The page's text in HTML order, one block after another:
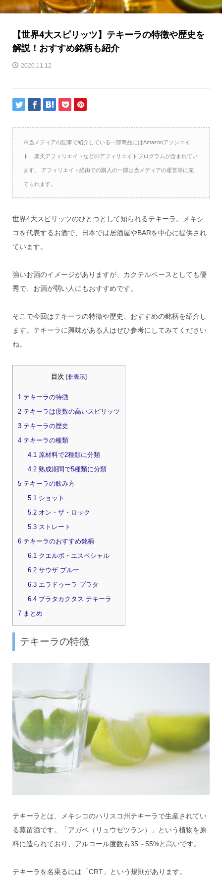
【世界4大スピリッツ】テキーラの特徴や歴史を
解説！おすすめ銘柄も紹介
2020.11.12
※当メディアの記事で紹介している一部商品にはAmazonアソシエイ
ト、楽天アフィリエイトなどのアフィリエイトプログラムが含まれてい
ます。 アフィリエイト経由での購入の一部は当メディアの運営等に充
てられます。
世界4大スピリッツのひとつとして知られるテキーラ。メキシ
コを代表するお酒で、日本では居酒屋やBARを中心に提供され
ています。
強いお酒のイメージがありますが、カクテルベースとしても優
秀で、お酒が弱い人にもおすすめです。
そこで今回はテキーラの特徴や歴史、おすすめの銘柄を紹介し
ます。テキーラに興味がある人はぜひ参考にしてみてください
ね。
目次 [非表示]
1テキーラの特徴
2テキーラは度数の高いスピリッツ
3テキーラの歴史
4テキーラの種類
4.1原材料で2種類に分類
4.2熟成期間で5種類に分類
5テキーラの飲み方
5.1ショット
5.2オン・ザ・ロック
5.3ストレート
6テキーラのおすすめ銘柄
6.1クエルボ・エスペシャル
6.2サウザ ブルー
6.3エラドゥーラ プラタ
6.4プラタカクタス テキーラ
7まとめ
テキーラの特徴
テキーラとは、メキシコのハリスコ州テキーラで生産されてい
る蒸留酒です。「アガベ（リュウゼツラン）」という植物を原
料に造られており、アルコール度数も35～55%と高いです。
テキーラを名乗るには「CRT」という規則があります。